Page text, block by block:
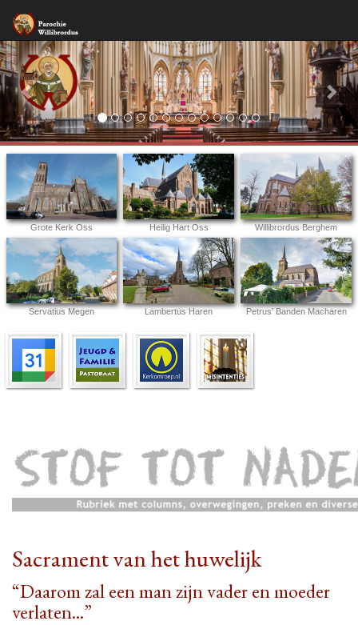
Previous
Grote Kerk Oss Heilig Hart Oss Willibrordus Berghem
Servatius Megen Lambertus Haren Petrus' Banden Macharen
Sacrament van het huwelijk
“Daarom zal een man zijn vader en moeder
verlaten...”